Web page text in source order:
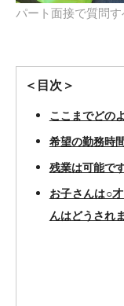
パート面接で質問す
＜目次＞
ここまでどの
希望の勤務時
残業は可能で
お子さんは○
んはどうされ